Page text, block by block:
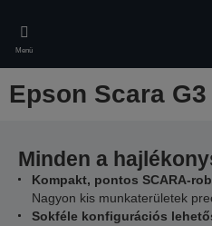
main
content
Menü
Epson Scara
Minden a
Kompakt, pontos SCARA-
Nagyon kis munkaterületek
Sokféle konfigurációs